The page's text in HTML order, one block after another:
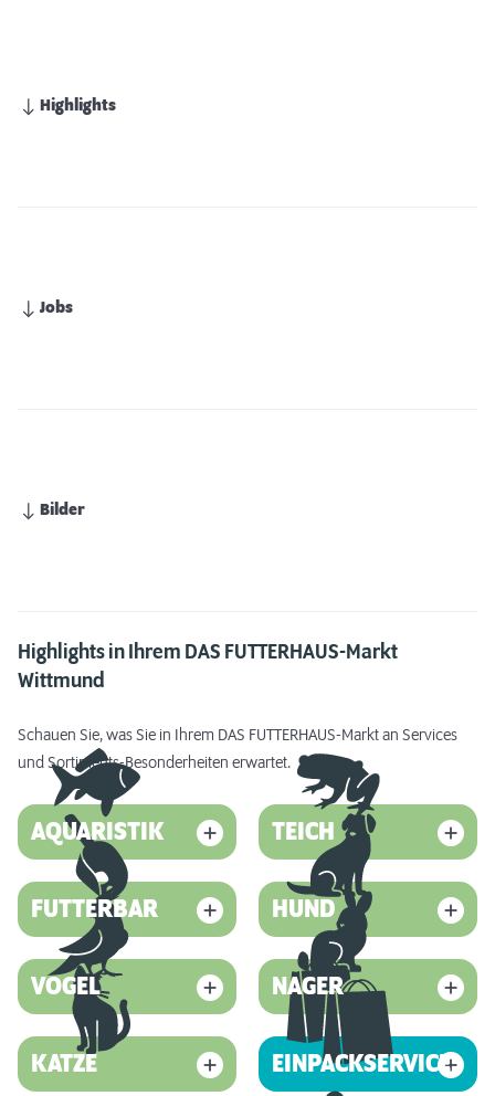
Highlights
Jobs
Bilder
Highlights in Ihrem DAS FUTTERHAUS-Markt
Wittmund
Schauen Sie, was Sie in Ihrem DAS FUTTERHAUS-Markt an Services
und Sortiments-Besonderheiten erwartet.
AQUARISTIK TEICH
FUTTERBAR HUND
VOGEL NAGER
KATZE EINPACKSERVICE